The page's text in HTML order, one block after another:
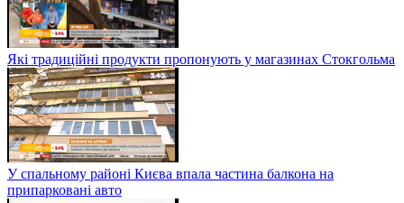
Які традиційні продукти пропонують у магазинах Стокгольма
У спальному районі Києва впала частина балкона на
припарковані авто